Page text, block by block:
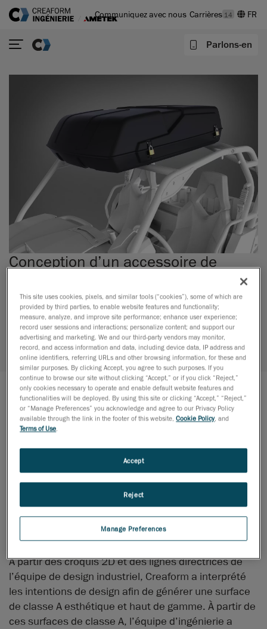
Communiquez avec nous Carrières 14
Parlons-en
Conception d’un accessoire de
CLIENT:Confidentiel
INDUSTRIE: Véhicules et produits récréatifs
EXPERTISES: Ingénierie mécanique /
Modélisation de surfaces avancées
LE PROJET
Notre client, un chef de file mondial dans le design, la
motorisés, s’est allié à Creaform pour concevoir un
toit pour sa plateforme de véhicule hors route
utilitaire. Creaform devait convertir et modéliser
l’élément en 3D à l’aide de CATIA V5 et en
collaborant étroitement avec l’équipe de design
À partir des croquis 2D et des lignes directrices de
l’équipe de design industriel, Creaform a interprété
les intentions de design afin de générer une surface
de classe A esthétique et haut de gamme. À partir de
ces surfaces de classe A, l’équipe d’ingénierie a
This site uses cookies, pixels, and similar tools (“cookies”), some of which are
provided by third parties, to enable website features and functionality;
measure, analyze, and improve site performance; enhance user experience;
record user sessions and interactions; personalize content; and support our
advertising and marketing. We and our third-party vendors may monitor,
record, and access information and data, including device data, IP address and
online identifiers, referring URLs and other browsing information, for these and
similar purposes. By clicking Accept, you agree to such purposes. If you
continue to browse our site without clicking “Accept,” or if you click “Reject,”
only cookies necessary to operate and enable default website features and
functionalities will be deployed. By using this site or clicking “Accept,” “Reject,”
or “Manage Preferences” you acknowledge and agree to our Privacy Policy
available through the link in the footer of this website,Cookie Policy, and
Terms of Use
Manage Preferences
Reject
Accept